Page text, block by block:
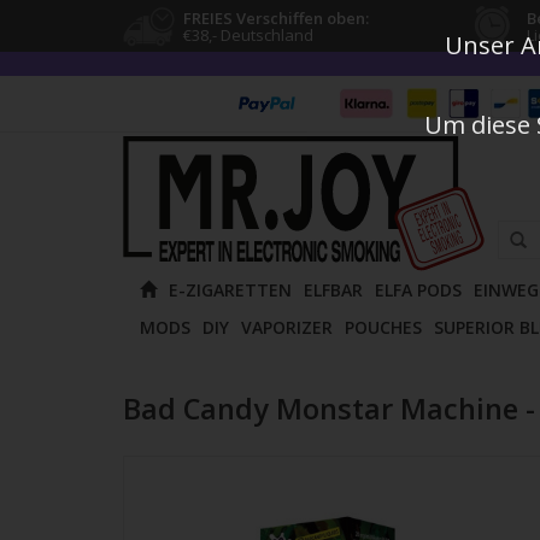
FREIES Verschiffen oben:
€38,- Deutschland
die
Pfeile
und
E-ZIGARETTEN ELFBAR ELFA PODS
MODS DIY VAPORIZER POUCHES SUPERIOR
Bad Candy Monstar Machine
Unser
Um diese